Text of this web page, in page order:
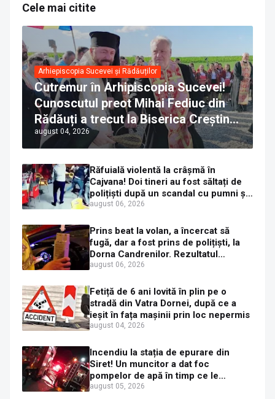
Cele mai citite
Arhiepiscopia Sucevei și Rădăuților
Cutremur în Arhipiscopia Sucevei!
Cunoscutul preot Mihai Fediuc din
Rădăuți a trecut la Biserica Creștină
Ortodoxă Valahă. ÎPS Calinic anunță
că îi pregătește judecata canonică
august 04, 2026
Răfuială violentă la crâșmă în
Cajvana! Doi tineri au fost săltați de
polițiști după un scandal cu pumni și
mașini distruse
august 06, 2026
Prins beat la volan, a încercat să
fugă, dar a fost prins de polițiști, la
Dorna Candrenilor. Rezultatul
etilotestului: 1,59 mg/l alcool pur în
august 06, 2026
Fetiță de 6 ani lovită în plin pe o
stradă din Vatra Dornei, după ce a
ieșit în fața mașinii prin loc nepermis
august 04, 2026
Incendiu la stația de epurare din
Siret! Un muncitor a dat foc
pompelor de apă în timp ce le
alimenta cu combustibil
august 05, 2026